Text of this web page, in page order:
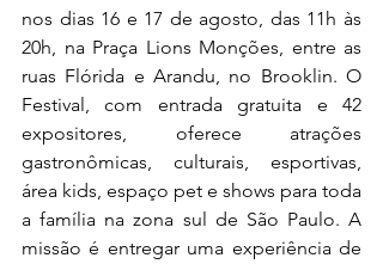
nos dias 16 e 17 de agosto, das 11h às
20h, na Praça Lions Monções, entre as
ruas Flórida e Arandu, no Brooklin. O
Festival, com entrada gratuita e 42
expositores, oferece atrações
gastronômicas, culturais, esportivas,
área kids, espaço pet e shows para toda
a família na zona sul de São Paulo. A
missão é entregar uma experiência de